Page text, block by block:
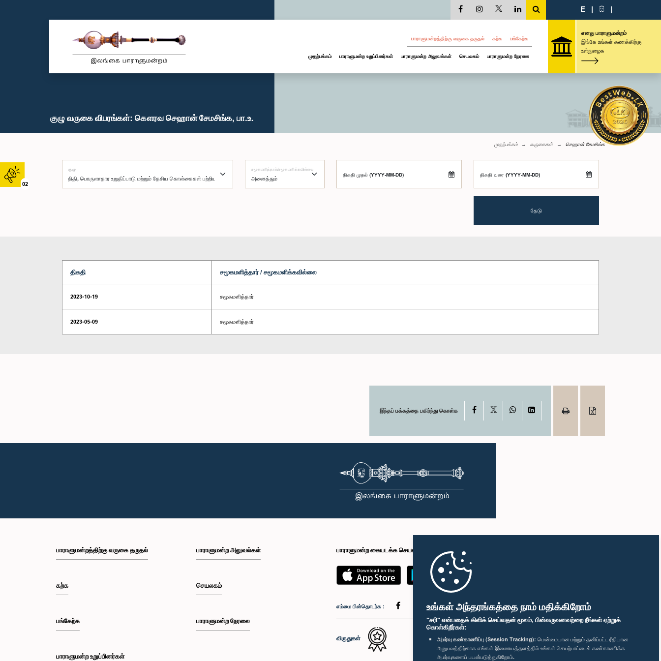
உங்கள் அந்தரங்கத்தை நாம் மதிக்கிறோம்
"சரி" என்பதைக் கிளிக் செய்வதன் மூலம், பின்வருவனவற்றை நீங்கள் ஏற்றுக்
கொள்கிறீர்கள்:
அமர்வு கண்காணிப்பு (Session Tracking): மென்மையான மற்றும் தனிப்பட்ட ரீதியான
அனுபவத்திற்காக எங்கள் இணையத்தளத்தில் உங்கள் செயற்பாட்டைக் கண்காணிக்க
அமர்வுகளைப் பயன்படுத்துகிறோம்.
02
E | සි |
பாராளுமன்றத்திற்கு வருகை தருதல் கற்க பங்கேற்க
முதற்பக்கம் பாராளுமன்ற உறுப்பினர்கள் பாராளுமன்ற அலுவல்கள் செயலகம் பாராளுமன்ற நேரலை
எனது பாராளுமன்றம்
இங்கே உங்கள் கணக்கிற்கு
உள்நுழைக
குழு வருகை விபரங்கள்: கௌரவ செஹான் சேமசிங்க, பா.உ.
முதற்பக்கம் வருகைகள் செஹான் சேமசிங்க
குழு சமூகமளித்தார்/சமூகமளிக்கவில்லை
திகதி முதல் (YYYY-MM-DD) திகதி வரை (YYYY-MM-DD)
தேடு
திகதி சமூகமளித்தார் / சமூகமளிக்கவில்லை
2023-10-19 சமூகமளித்தார்
2023-05-09 சமூகமளித்தார்
இந்தப் பக்கத்தை பகிர்ந்து கொள்க Facebook WhatsAppLinkedIn
பாராளுமன்றத்திற்கு வருகை தருதல்
கற்க
பங்கேற்க
பாராளுமன்ற உறுப்பினர்கள்
பாராளுமன்ற அலுவல்கள்
செயலகம்
பாராளுமன்ற நேரலை
பாராளுமன்ற கையடக்க செயலி
எம்மை பின்தொடர்க :
விருதுகள்